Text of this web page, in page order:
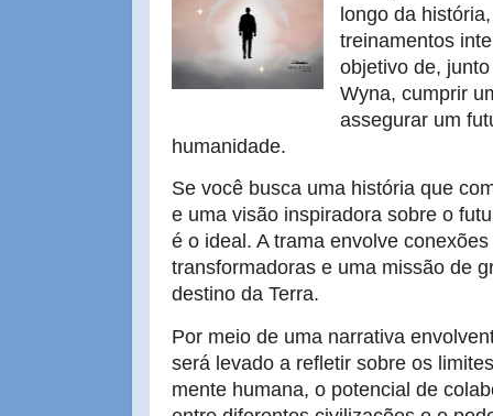
longo da
treinamentos
objetivo de,
Wyna, cumprir
assegurar um
humanidade.
Se você busca uma história que
e uma visão inspiradora sobre o
é o ideal. A trama envolve
transformadoras e uma missão de
destino da Terra.
Por meio de uma narrativa
será levado a refletir sobre os
mente humana, o potencial de